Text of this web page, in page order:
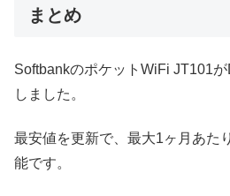
まとめ
SoftbankのポケットWiFi JT101
しました。
最安値を更新で、最大1ヶ月あた
能です。